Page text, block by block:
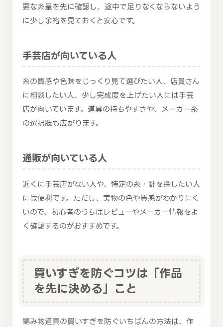
要な糸量を先に確認し、途中で足りなくならないよう
に少し余裕を見ておくと安心です。
手芸店が向いている人
糸の質感や色味をじっくり見て選びたい人、店員さん
に相談したい人、少し完成度を上げたい人には手芸
店が向いています。道具の持ちやすさや、メーカー糸
の選択肢も広がります。
通販が向いている人
近くに手芸店がない人や、特定の糸・針を探したい人
には便利です。ただし、実物の色や質感がわかりにく
いので、初心者のうちはレビューやメーカー情報をよ
く確認するのがおすすめです。
買いすぎを防ぐコツは「作品
を先に決める」こと
編み物道具の買いすぎを防ぐいちばんの方法は、作